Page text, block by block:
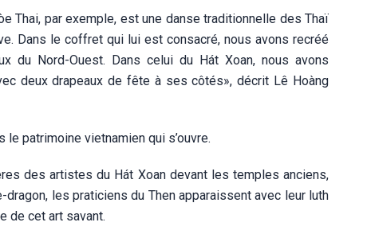
Thai, par exemple, est une danse traditionnelle des Thaï
Dans le coffret qui lui est consacré, nous avons recréé
du Nord-Ouest. Dans celui du Hát Xoan, nous avons
deux drapeaux de fête à ses côtés», décrit Lê Hoàng
patrimoine vietnamien qui s’ouvre.
des artistes du Hát Xoan devant les temples anciens,
les praticiens du Then apparaissent avec leur luth
de cet art savant.